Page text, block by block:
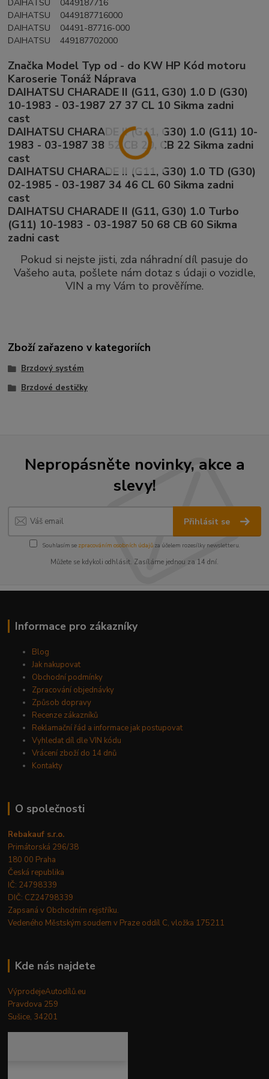
DAIHATSU 0449187716
DAIHATSU 0449187716000
DAIHATSU 04491-87716-000
DAIHATSU 449187702000
Značka Model Typ od - do KW HP Kód motoru
Karoserie Tonáž Náprava
DAIHATSU CHARADE II (G11, G30) 1.0 D (G30)
10-1983 - 03-1987 27 37 CL 10 Sikma zadni
cast
DAIHATSU CHARADE II (G11, G30) 1.0 (G11) 10-
1983 - 03-1987 38 52 CB 20, CB 22 Sikma zadni
cast
DAIHATSU CHARADE II (G11, G30) 1.0 TD (G30)
02-1985 - 03-1987 34 46 CL 60 Sikma zadni
cast
DAIHATSU CHARADE II (G11, G30) 1.0 Turbo
(G11) 10-1983 - 03-1987 50 68 CB 60 Sikma
zadni cast
Pokud si nejste jisti, zda náhradní díl pasuje do
Vašeho auta, pošlete nám dotaz s údaji o vozidle,
VIN a my Vám to prověříme.
Zboží zařazeno v kategoriích
Brzdový systém
Brzdové destičky
Nepropásněte novinky, akce a
slevy!
Přihlásit se
Souhlasím se zpracováním osobních údajůza účelem rozesílky newsletteru.
Můžete se kdykoli odhlásit. Zasíláme jednou za 14 dní.
Informace pro zákazníky
Blog
Jak nakupovat
Obchodní podmínky
Zpracování objednávky
Způsob dopravy
Recenze zákazníků
Reklamační řád a informace jak postupovat
Vyhledat díl dle VIN kódu
Vrácení zboží do 14 dnů
Kontakty
O společnosti
Rebakauf s.r.o.
Primátorská 296/38
180 00 Praha
Česká republika
IČ: 24798339
DIČ: CZ24798339
Zapsaná v Obchodním rejstříku.
Vedeného Městským soudem v Praze oddíl C, vložka 175211
Kde nás najdete
VýprodejeAutodílů.eu
Pravdova 259
Sušice, 34201